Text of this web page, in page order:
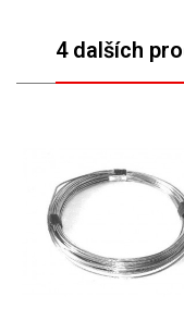
4 dalších